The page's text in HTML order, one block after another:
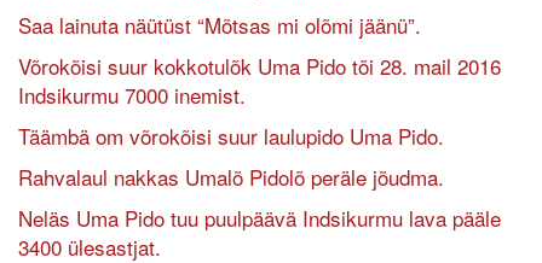
Saa lainuta näütüst “Mõtsas mi olõmi jäänü”.
Võrokõisi suur kokkotulõk Uma Pido tõi 28. mail 2016
Indsikurmu 7000 inemist.
Täämbä om võrokõisi suur laulupido Uma Pido.
Rahvalaul nakkas Umalõ Pidolõ peräle jõudma.
Neläs Uma Pido tuu puulpäävä Indsikurmu lava pääle
3400 ülesastjat.